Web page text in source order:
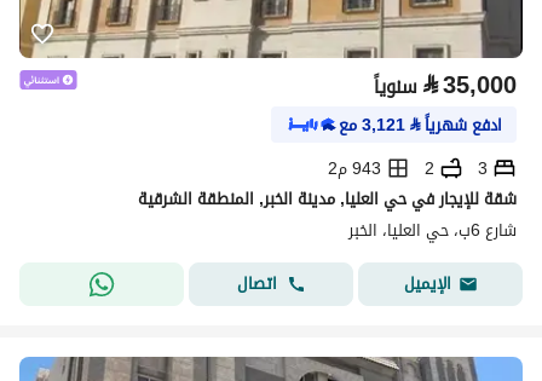
⃁35,000 سنوياً
ادفع شهرياً⃁
3,121مع
3
2
943 م2
شقة للإيجار في حي العليا, مدينة الخبر, المنطقة الشرقية
شارع 6ب، حي العليا، الخبر
الإيميل
اتصال